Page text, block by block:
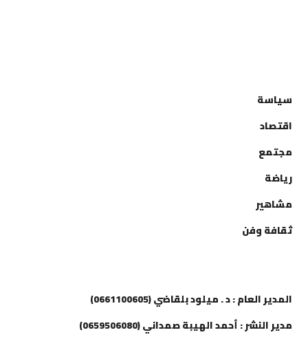
سياسة
اقتصاد
مجتمع
رياضة
مشاهير
ثقافة وفن
المدير العام : د . ميلود بلقاضي (0661100605)
مدير النشر : أحمد الهيبة صمداني (0659506080)